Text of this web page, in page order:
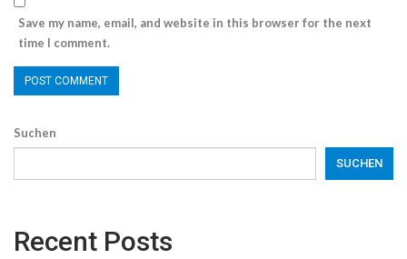
Save my name, email, and website in this browser for the next
time I comment.
Suchen
SUCHEN
Recent Posts